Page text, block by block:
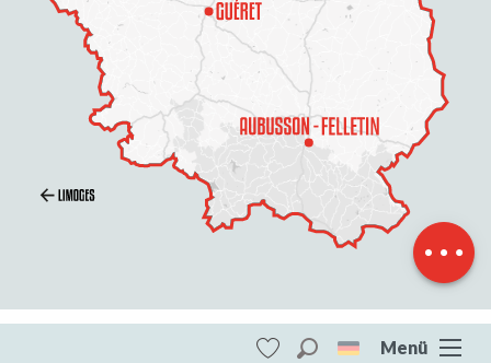
Menü
Per E-Mail
kontaktieren